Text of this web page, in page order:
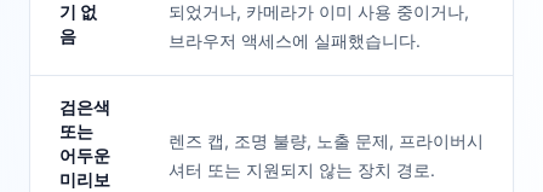
기 없
음
되었거나, 카메라가 이미 사용 중이거나,
브라우저 액세스에 실패했습니다.
검은색
또는
어두운
미리보
렌즈 캡, 조명 불량, 노출 문제, 프라이버시
셔터 또는 지원되지 않는 장치 경로.